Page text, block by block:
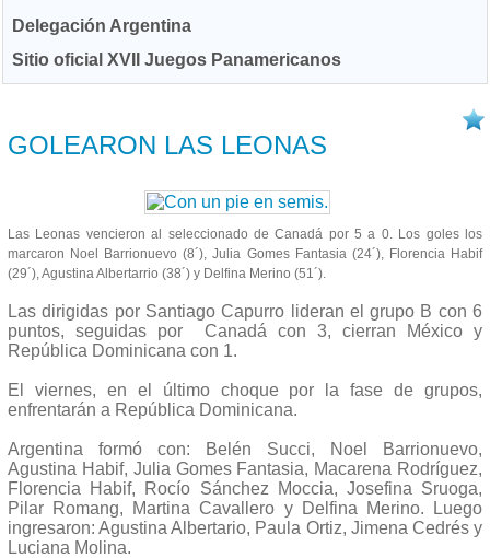
Delegación Argentina
Sitio oficial XVII Juegos Panamericanos
GOLEARON LAS LEONAS
Las Leonas vencieron al seleccionado de Canadá por 5 a 0. Los goles los
marcaron Noel Barrionuevo (8´), Julia Gomes Fantasia (24´), Florencia Habif
(29´), Agustina Albertarrio (38´) y Delfina Merino (51´).
Las dirigidas por Santiago Capurro lideran el grupo B con 6
puntos, seguidas por Canadá con 3, cierran México y
República Dominicana con 1.
El viernes, en el último choque por la fase de grupos,
enfrentarán a República Dominicana.
Argentina formó con: Belén Succi, Noel Barrionuevo,
Agustina Habif, Julia Gomes Fantasia, Macarena Rodríguez,
Florencia Habif, Rocío Sánchez Moccia, Josefina Sruoga,
Pilar Romang, Martina Cavallero y Delfina Merino. Luego
ingresaron: Agustina Albertario, Paula Ortiz, Jimena Cedrés y
Luciana Molina.